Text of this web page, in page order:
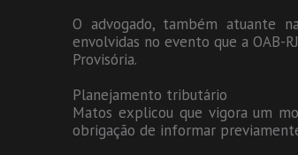
O advogado, também atuante
envolvidas no evento que a OAB-
Provisória.
Planejamento tributário
Matos explicou que vigora um
obrigação de informar